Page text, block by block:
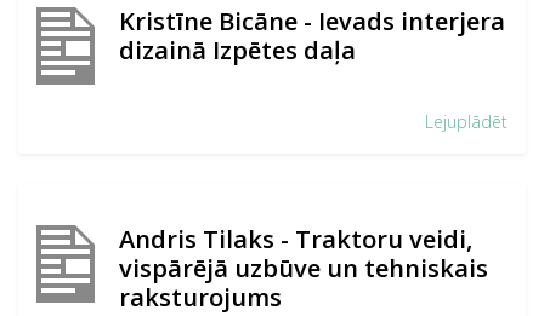
Kristīne Bicāne - Ievads interjera
dizainā Izpētes daļa
Lejuplādēt
Andris Tilaks - Traktoru veidi,
vispārējā uzbūve un tehniskais
raksturojums